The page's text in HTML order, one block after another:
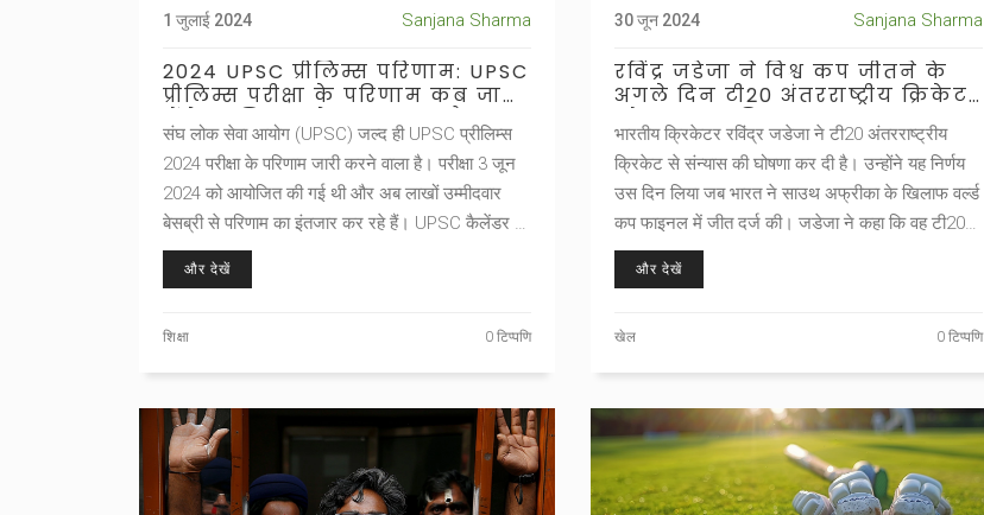
1 जुलाई 2024 Sanjana Sharma
2024 UPSC प्रीलिम्स परिणाम: UPSC
प्रीलिम्स परीक्षा के परिणाम कब जारी
होंगे, जानिए आगे क्या करना है
संघ लोक सेवा आयोग (UPSC) जल्द ही UPSC प्रीलिम्स
2024 परीक्षा के परिणाम जारी करने वाला है। परीक्षा 3 जून
2024 को आयोजित की गई थी और अब लाखों उम्मीदवार
बेसब्री से परिणाम का इंतजार कर रहे हैं। UPSC कैलेंडर के
अनुसार, परिणाम आम तौर पर परीक्षा के 6-8 हफ्ते बाद जारी
किए जाते हैं। सफल उम्मीदवारों को मुख्य परीक्षा में भाग लेने
और देखें
शिक्षा 0 टिप्पणि
30 जून 2024 Sanjana Sharma
रविंद्र जडेजा ने विश्व कप जीतने के
अगले दिन टी20 अंतरराष्ट्रीय क्रिकेट
को कहा अलविदा
भारतीय क्रिकेटर रविंद्र जडेजा ने टी20 अंतरराष्ट्रीय
क्रिकेट से संन्यास की घोषणा कर दी है। उन्होंने यह निर्णय
उस दिन लिया जब भारत ने साउथ अफ्रीका के खिलाफ वर्ल्ड
कप फाइनल में जीत दर्ज की। जडेजा ने कहा कि वह टी20
फॉर्मेट को एक आभारी दिल से छोड़ रहे हैं और अन्य खेल
प्रारूपों में अपना सर्वोत्तम देने का संकल्प लिया।
और देखें
खेल 0 टिप्पणि